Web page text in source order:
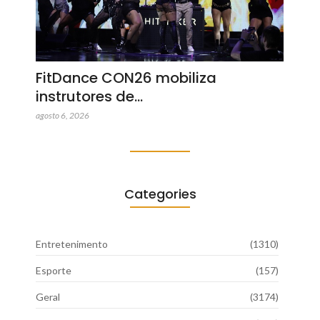
FitDance CON26 mobiliza
instrutores de…
agosto 6, 2026
Categories
Entretenimento (1310)
Esporte (157)
Geral (3174)